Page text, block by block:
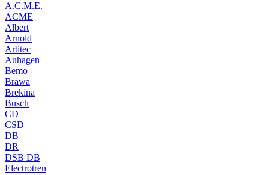
A.C.M.E.
ACME
Albert
Arnold
Artitec
Auhagen
Bemo
Brawa
Brekina
Busch
CD
CSD
DB
DR
DSB DB
Electrotren